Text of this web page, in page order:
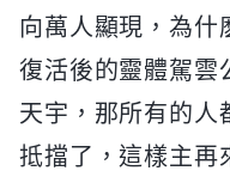
向萬人顯現，為什
復活後的靈體駕雲
天宇，那所有的人
抵擋了，這樣主再